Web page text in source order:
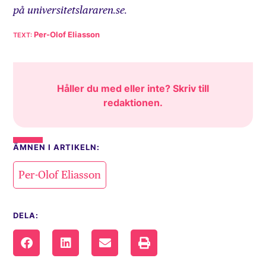
på universitetslararen.se.
Per-Olof Eliasson
Håller du med eller inte? Skriv till
redaktionen.
ÄMNEN I ARTIKELN:
Per-Olof Eliasson
DELA: